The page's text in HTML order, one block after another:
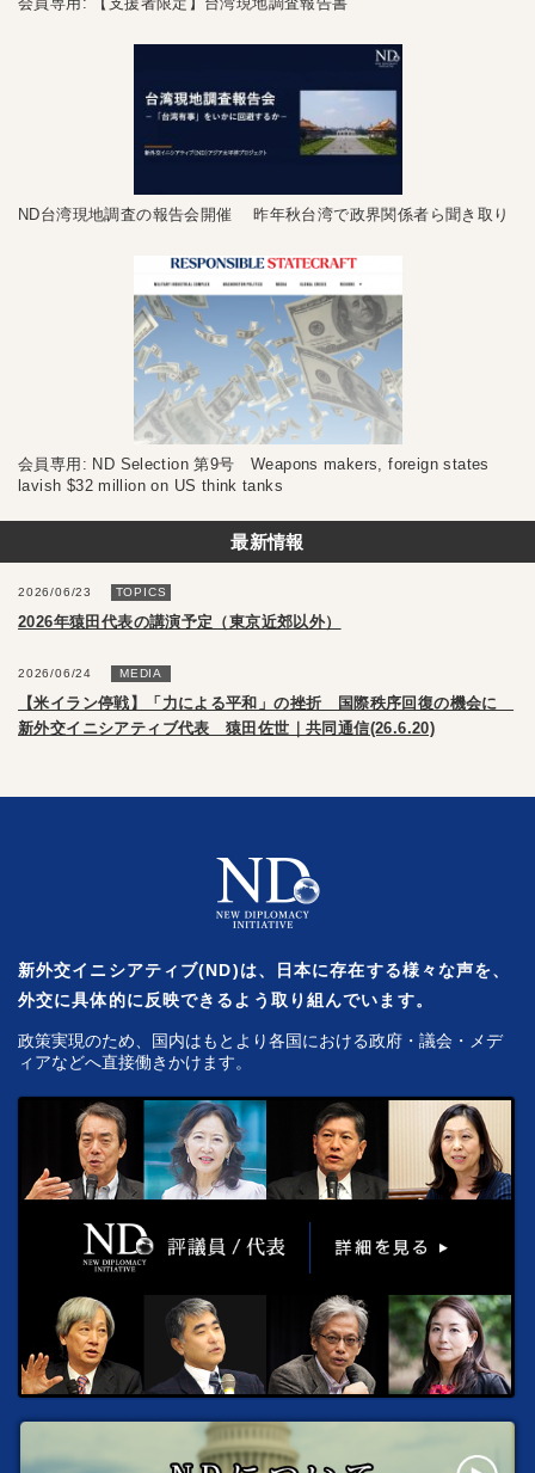
ND台湾現地調査の報告会開催 昨年秋台湾で政界関係者ら聞き取り
会員専用: ND Selection 第9号 Weapons makers, foreign states
lavish $32 million on US think tanks
最新情報
2026/06/23 TOPICS
2026年猿田代表の講演予定（東京近郊以外）
2026/06/24 MEDIA
【米イラン停戦】「力による平和」の挫折 国際秩序回復の機会に
新外交イニシアティブ代表 猿田佐世｜共同通信(26.6.20)
新外交イニシアティブ(ND)は、日本に存在する様々な声を、
外交に具体的に反映できるよう取り組んでいます。
政策実現のため、国内はもとより各国における政府・議会・メデ
ィアなどへ直接働きかけます。